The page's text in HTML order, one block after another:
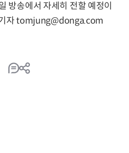
방송에서 자세히 전할 예정이
자 tomjung@donga.com